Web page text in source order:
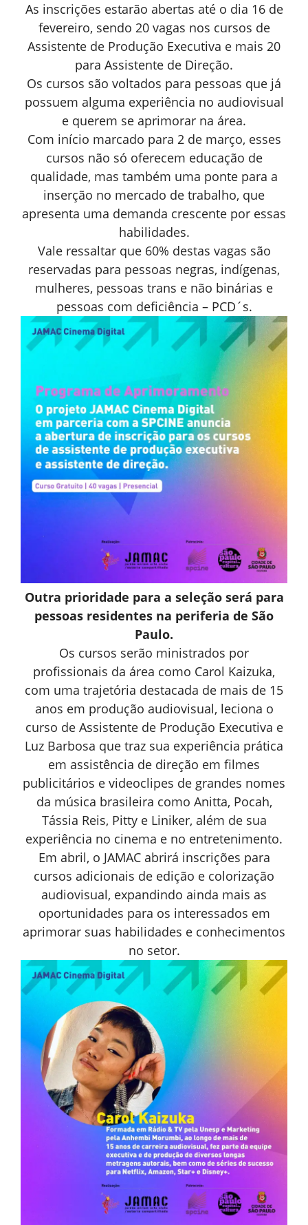
As inscrições estarão abertas até o dia 16 de
fevereiro, sendo 20 vagas nos cursos de
Assistente de Produção Executiva e mais 20
para Assistente de Direção.
Os cursos são voltados para pessoas que já
possuem alguma experiência no audiovisual
e querem se aprimorar na área.
Com início marcado para 2 de março, esses
cursos não só oferecem educação de
qualidade, mas também uma ponte para a
inserção no mercado de trabalho, que
apresenta uma demanda crescente por essas
habilidades.
Vale ressaltar que 60% destas vagas são
reservadas para pessoas negras, indígenas,
mulheres, pessoas trans e não binárias e
pessoas com deficiência – PCD´s.
Outra prioridade para a seleção será para
pessoas residentes na periferia de São
Paulo.
Os cursos serão ministrados por
profissionais da área como Carol Kaizuka,
com uma trajetória destacada de mais de 15
anos em produção audiovisual, leciona o
curso de Assistente de Produção Executiva e
Luz Barbosa que traz sua experiência prática
em assistência de direção em filmes
publicitários e videoclipes de grandes nomes
da música brasileira como Anitta, Pocah,
Tássia Reis, Pitty e Liniker, além de sua
experiência no cinema e no entretenimento.
Em abril, o JAMAC abrirá inscrições para
cursos adicionais de edição e colorização
audiovisual, expandindo ainda mais as
oportunidades para os interessados em
aprimorar suas habilidades e conhecimentos
no setor.